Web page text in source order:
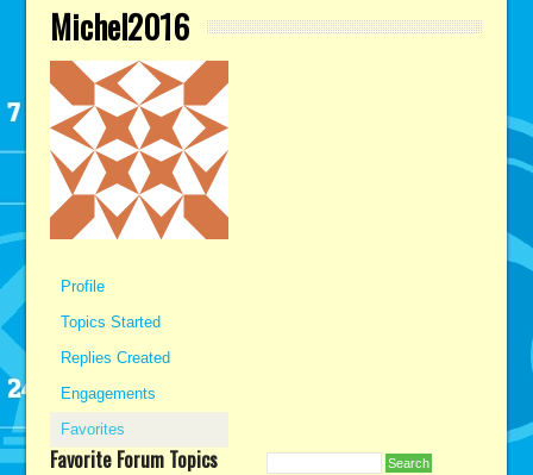
Michel2016
Profile
Topics Started
Replies Created
Engagements
Favorites
Favorite Forum Topics